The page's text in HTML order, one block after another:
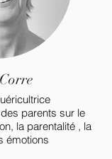
parents sur le
la parentalité , la
émotions